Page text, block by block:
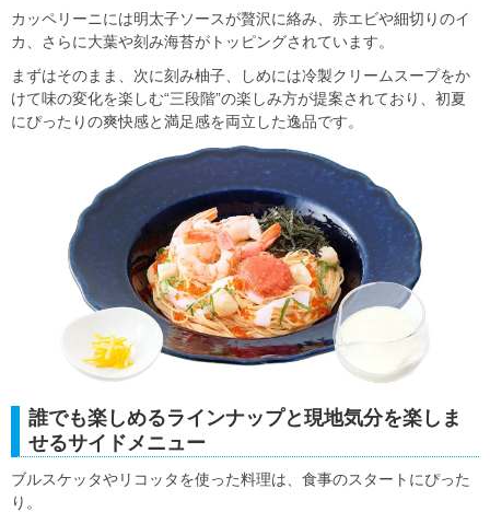
カッペリーニには明太子ソースが贅沢に絡み、赤エビや細切りのイ
カ、さらに大葉や刻み海苔がトッピングされています。
まずはそのまま、次に刻み柚子、しめには冷製クリームスープをか
けて味の変化を楽しむ“三段階”の楽しみ方が提案されており、初夏
にぴったりの爽快感と満足感を両立した逸品です。
誰でも楽しめるラインナップと現地気分を楽しま
せるサイドメニュー
ブルスケッタやリコッタを使った料理は、食事のスタートにぴった
り。